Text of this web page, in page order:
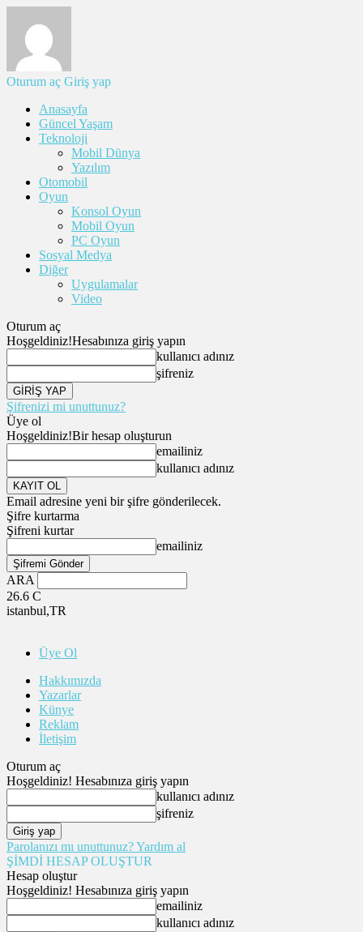
Oturum aç Giriş yap
Anasayfa
Güncel Yaşam
Teknoloji
Mobil Dünya
Yazılım
Otomobil
Oyun
Konsol Oyun
Mobil Oyun
PC Oyun
Sosyal Medya
Diğer
Uygulamalar
Video
Oturum aç
Hoşgeldiniz!Hesabınıza giriş yapın
kullanıcı adınız
şifreniz
Şifrenizi mi unuttunuz?
Üye ol
Hoşgeldiniz!Bir hesap oluşturun
emailiniz
kullanıcı adınız
Email adresine yeni bir şifre gönderilecek.
Şifre kurtarma
Şifreni kurtar
emailiniz
ARA
26.6 C
istanbul,TR
Üye Ol
Hakkımızda
Yazarlar
Künye
Reklam
İletişim
Oturum aç
Hoşgeldiniz! Hesabınıza giriş yapın
kullanıcı adınız
şifreniz
Parolanızı mı unuttunuz? Yardım al
ŞİMDİ HESAP OLUŞTUR
Hesap oluştur
Hoşgeldiniz! Hesabınıza giriş yapın
emailiniz
kullanıcı adınız